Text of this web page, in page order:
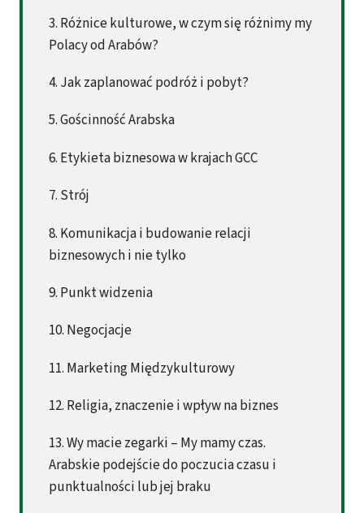
3. Różnice kulturowe, w czym się różnimy my
Polacy od Arabów?
4. Jak zaplanować podróż i pobyt?
5. Gościnność Arabska
6. Etykieta biznesowa w krajach GCC
7. Strój
8. Komunikacja i budowanie relacji
biznesowych i nie tylko
9. Punkt widzenia
10. Negocjacje
11. Marketing Międzykulturowy
12. Religia, znaczenie i wpływ na biznes
13. Wy macie zegarki – My mamy czas.
Arabskie podejście do poczucia czasu i
punktualności lub jej braku